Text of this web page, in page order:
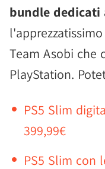
bundle dedicati
Team Asobi che
PlayStation.
PS5 Slim
399,99€
PS5 Slim con